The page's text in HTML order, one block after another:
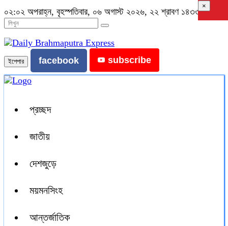
০২:০২ অপরাহ্ন, বৃহস্পতিবার, ০৬ অগাস্ট ২০২৬, ২২ শ্রাবণ ১৪৩৩ বঙ্গাব্দ
ইপেপার facebook subscribe
প্রচ্ছদ
জাতীয়
দেশজুড়ে
ময়মনসিংহ
আন্তর্জাতিক
×